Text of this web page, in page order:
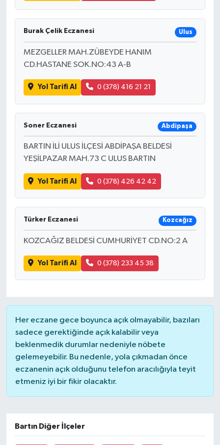
Burak Çelik Eczanesi Ulus
MEZGELLER MAH.ZÜBEYDE HANIM
CD.HASTANE SOK.NO:43 A-B
Yol Tarifi Al 0 (378) 416 21 21
Soner Eczanesi Abdipaşa
BARTIN İLİ ULUS İLÇESİ ABDİPAŞA BELDESİ
YEŞİLPAZAR MAH.73 C ULUS BARTIN
Yol Tarifi Al 0 (378) 426 42 42
Türker Eczanesi Kozcağız
KOZCAĞIZ BELDESİ CUMHURİYET CD.NO:2 A
Yol Tarifi Al 0 (378) 233 45 38
Her eczane gece boyunca açık olmayabilir, bazıları
sadece gerektiğinde açık kalabilir veya
beklenmedik durumlar nedeniyle nöbete
gelemeyebilir. Bu nedenle, yola çıkmadan önce
eczanenin açık olduğunu telefon aracılığıyla teyit
etmeniz iyi bir fikir olacaktır.
Bartın Diğer İlçeler